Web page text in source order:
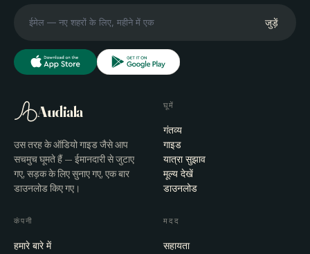
जुड़ें
Audiala
उस तरह के ऑडियो गाइड जैसे आप
सचमुच घूमते हैं — ईमानदारी से जुटाए
गए, सड़क के लिए सुनाए गए, एक बार
डाउनलोड किए गए।
घूमें
गंतव्य
गाइड
यात्रा सुझाव
मूल्य देखें
डाउनलोड
कंपनी
हमारे बारे में
मदद
सहायता